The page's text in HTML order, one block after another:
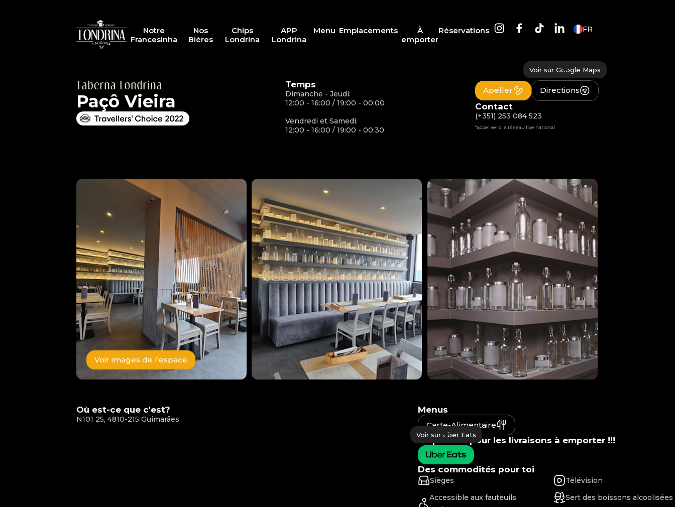
Notre
Francesinha
Nos
Bières
Chips
Londrina
APP
Londrina
Menu Emplacements
À
emporter
Réservations FR
Taberna Londrina
Paçô Vieira
Temps
Dimanche - Jeudi:
12:00 - 16:00 / 19:00 - 00:00
Vendredi et Samedi:
12:00 - 16:00 / 19:00 - 00:30
Apeller Directions
Voir sur Google Maps
Contact
(+351) 253 084 523
*appel vers le réseau fixe national
Voir images de l'espace
Où est-ce que c'est?
N101 25, 4810-215 Guimarães
Menus
Carte-Alimentaire
Disponible pour les livraisons à emporter !!!
Voir sur Uber Eats
Des commodités pour toi
Sièges
Télévision
Accessible aux fauteuils
Sert des boissons alcoolisées